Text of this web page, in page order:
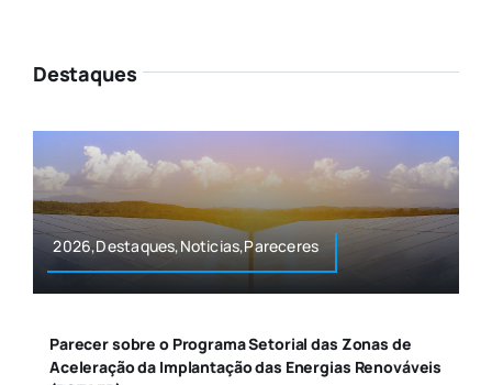
Destaques
2026,Destaques,Noticias,Pareceres
Parecer sobre o Programa Setorial das Zonas de
Aceleração da Implantação das Energias Renováveis